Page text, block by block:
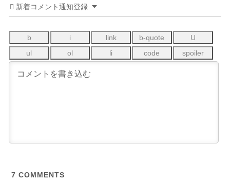
新着コメント通知登録
7 COMMENTS